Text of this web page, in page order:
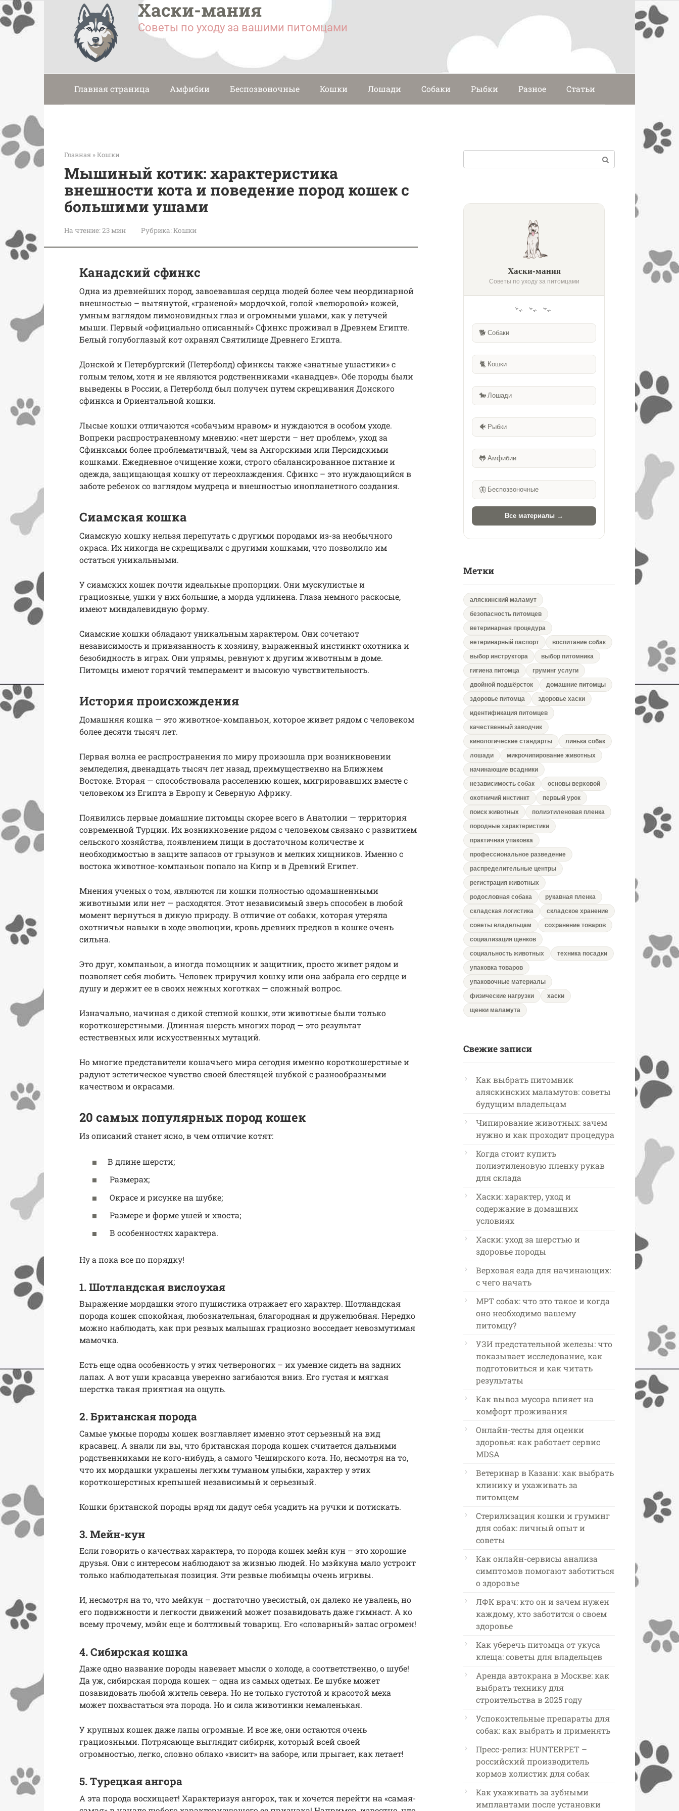
Перейти
к
контенту
Хаски-мания
Советы по уходу за вашими питомцами
Главная страница Амфибии Беспозвоночные Кошки Лошади Собаки Рыбки Разное Статьи
Главная »Кошки
Мышиный котик: характеристика
внешности кота и поведение пород кошек с
большими ушами
На чтение:23 мин Рубрика:Кошки
Канадский сфинкс
Одна из древнейших пород, завоевавшая сердца людей более чем неординарной
внешностью – вытянутой, «граненой» мордочкой, голой «велюровой» кожей,
умным взглядом лимоновидных глаз и огромными ушами, как у летучей
мыши. Первый «официально описанный» Сфинкс проживал в Древнем Египте.
Белый голубоглазый кот охранял Святилище Древнего Египта.
Донской и Петербургский (Петерболд) сфинксы также «знатные ушастики» с
голым телом, хотя и не являются родственниками «канадцев». Обе породы были
выведены в России, а Петерболд был получен путем скрещивания Донского
сфинкса и Ориентальной кошки.
Лысые кошки отличаются «собачьим нравом» и нуждаются в особом уходе.
Вопреки распространенному мнению: «нет шерсти – нет проблем», уход за
Сфинксами более проблематичный, чем за Ангорскими или Персидскими
кошками. Ежедневное очищение кожи, строго сбалансированное питание и
одежда, защищающая кошку от переохлаждения. Сфинкс – это нуждающийся в
заботе ребенок со взглядом мудреца и внешностью инопланетного создания.
Сиамская кошка
Сиамскую кошку нельзя перепутать с другими породами из-за необычного
окраса. Их никогда не скрещивали с другими кошками, что позволило им
остаться уникальными.
У сиамских кошек почти идеальные пропорции. Они мускулистые и
грациозные, ушки у них большие, а морда удлинена. Глаза немного раскосые,
имеют миндалевидную форму.
Сиамские кошки обладают уникальным характером. Они сочетают
независимость и привязанность к хозяину, выраженный инстинкт охотника и
безобидность в играх. Они упрямы, ревнуют к другим животным в доме.
Питомцы имеют горячий темперамент и высокую чувствительность.
История происхождения
Домашняя кошка — это животное-компаньон, которое живет рядом с человеком
более десяти тысяч лет.
Первая волна ее распространения по миру произошла при возникновении
земледелия, двенадцать тысяч лет назад, преимущественно на Ближнем
Востоке. Вторая — способствовала расселению кошек, мигрировавших вместе с
человеком из Египта в Европу и Северную Африку.
Появились первые домашние питомцы скорее всего в Анатолии — территория
современной Турции. Их возникновение рядом с человеком связано с развитием
сельского хозяйства, появлением пищи в достаточном количестве и
необходимостью в защите запасов от грызунов и мелких хищников. Именно с
востока животное-компаньон попало на Кипр и в Древний Египет.
Мнения ученых о том, являются ли кошки полностью одомашненными
животными или нет — расходятся. Этот независимый зверь способен в любой
момент вернуться в дикую природу. В отличие от собаки, которая утеряла
охотничьи навыки в ходе эволюции, кровь древних предков в кошке очень
сильна.
Это друг, компаньон, а иногда помощник и защитник, просто живет рядом и
позволяет себя любить. Человек приручил кошку или она забрала его сердце и
душу и держит ее в своих нежных коготках — сложный вопрос.
Изначально, начиная с дикой степной кошки, эти животные были только
короткошерстными. Длинная шерсть многих пород — это результат
естественных или искусственных мутаций.
Но многие представители кошачьего мира сегодня именно короткошерстные и
радуют эстетическое чувство своей блестящей шубкой с разнообразными
качеством и окрасами.
20 самых популярных пород кошек
Из описаний станет ясно, в чем отличие котят:
В длине шерсти;
Размерах;
Окрасе и рисунке на шубке;
Размере и форме ушей и хвоста;
В особенностях характера.
Ну а пока все по порядку!
1. Шотландская вислоухая
Выражение мордашки этого пушистика отражает его характер. Шотландская
порода кошек спокойная, любознательная, благородная и дружелюбная. Нередко
можно наблюдать, как при резвых малышах грациозно восседает невозмутимая
мамочка.
Есть еще одна особенность у этих четвероногих – их умение сидеть на задних
лапах. А вот уши красавца уверенно загибаются вниз. Его густая и мягкая
шерстка такая приятная на ощупь.
2. Британская порода
Самые умные породы кошек возглавляет именно этот серьезный на вид
красавец. А знали ли вы, что британская порода кошек считается дальними
родственниками не кого-нибудь, а самого Чеширского кота. Но, несмотря на то,
что их мордашки украшены легким туманом улыбки, характер у этих
короткошерстных крепышей независимый и серьезный.
Кошки британской породы вряд ли дадут себя усадить на ручки и потискать.
3. Мейн-кун
Если говорить о качествах характера, то порода кошек мейн кун – это хорошие
друзья. Они с интересом наблюдают за жизнью людей. Но мэйкуна мало устроит
только наблюдательная позиция. Эти резвые любимцы очень игривы.
И, несмотря на то, что мейкун – достаточно увесистый, он далеко не увалень, но
его подвижности и легкости движений может позавидовать даже гимнаст. А ко
всему прочему, мэйн еще и болтливый товарищ. Его «словарный» запас огромен!
4. Сибирская кошка
Даже одно название породы навевает мысли о холоде, а соответственно, о шубе!
Да уж, сибирская порода кошек – одна из самых одетых. Ее шубке может
позавидовать любой житель севера. Но не только густотой и красотой меха
может похвастаться эта порода. Но и сила животинки немаленькая.
У крупных кошек даже лапы огромные. И все же, они остаются очень
грациозными. Потрясающе выглядит сибиряк, который всей своей
огромностью, легко, словно облако «висит» на заборе, или прыгает, как летает!
5. Турецкая ангора
А эта порода восхищает! Характеризуя ангорок, так и хочется перейти на «самая-
Хаски-мания
Советы по уходу за питомцами
🐾 🐾 🐾
🐕 Собаки
🐈 Кошки
🐎 Лошади
🐠 Рыбки
🐸 Амфибии
🦋 Беспозвоночные
Все материалы →
Метки
аляскинский маламут
безопасность питомцев
ветеринарная процедура
ветеринарный паспорт
воспитание собак
выбор инструктора
выбор питомника
гигиена питомца
груминг услуги
двойной подшёрсток
домашние питомцы
здоровье питомца
здоровье хаски
идентификация питомцев
качественный заводчик
кинологические стандарты
линька собак
лошади
микрочипирование животных
начинающие всадники
независимость собак
основы верховой
охотничий инстинкт
первый урок
поиск животных
полиэтиленовая пленка
породные характеристики
практичная упаковка
профессиональное разведение
распределительные центры
регистрация животных
родословная собака
рукавная пленка
складская логистика
складское хранение
советы владельцам
сохранение товаров
социализация щенков
социальность животных
техника посадки
упаковка товаров
упаковочные материалы
физические нагрузки
хаски
щенки маламута
Свежие записи
Как выбрать питомник
аляскинских маламутов: советы
будущим владельцам
Чипирование животных: зачем
нужно и как проходит процедура
Когда стоит купить
полиэтиленовую пленку рукав
для склада
Хаски: характер, уход и
содержание в домашних
условиях
Хаски: уход за шерстью и
здоровье породы
Верховая езда для начинающих:
с чего начать
МРТ собак: что это такое и когда
оно необходимо вашему
питомцу?
УЗИ предстательной железы: что
показывает исследование, как
подготовиться и как читать
результаты
Как вывоз мусора влияет на
комфорт проживания
Онлайн-тесты для оценки
здоровья: как работает сервис
MDSA
Ветеринар в Казани: как выбрать
клинику и ухаживать за
питомцем
Стерилизация кошки и груминг
для собак: личный опыт и
советы
Как онлайн-сервисы анализа
симптомов помогают заботиться
о здоровье
ЛФК врач: кто он и зачем нужен
каждому, кто заботится о своем
здоровье
Как уберечь питомца от укуса
клеща: советы для владельцев
Аренда автокрана в Москве: как
выбрать технику для
строительства в 2025 году
Успокоительные препараты для
собак: как выбрать и применять
Пресс-релиз: HUNTERPET –
российский производитель
кормов холистик для собак
Как ухаживать за зубными
имплантами после установки